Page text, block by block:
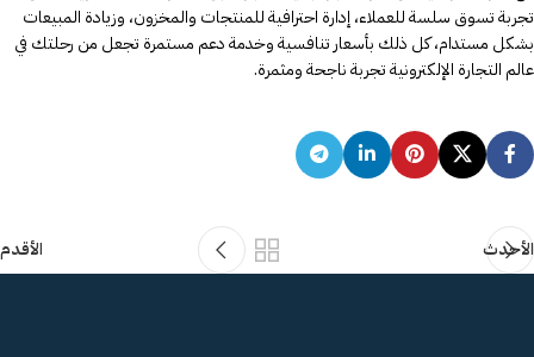
تجربة تسوق سلسة للعملاء، إدارة احترافية للمنتجات والمخزون، وزيادة المبيعات
بشكل مستدام، كل ذلك بأسعار تنافسية وخدمة دعم مستمرة تجعل من رحلتك في
عالم التجارة الإلكترونية تجربة ناجحة ومثمرة.
الأحدث الأقدم